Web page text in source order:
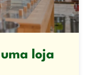
loja